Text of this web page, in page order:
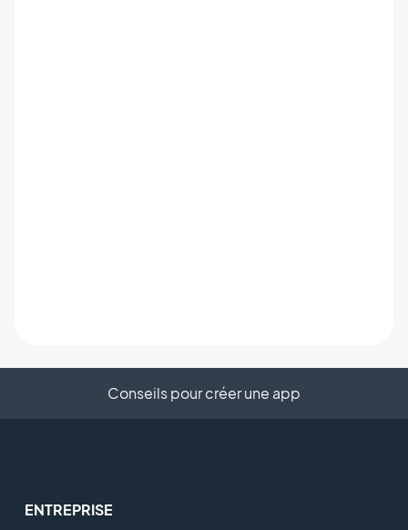
Conseils pour créer une app
ENTREPRISE